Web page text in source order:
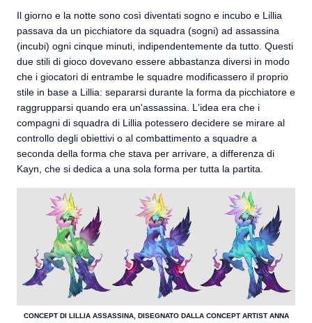
Il giorno e la notte sono così diventati sogno e incubo e Lillia
passava da un picchiatore da squadra (sogni) ad assassina
(incubi) ogni cinque minuti, indipendentemente da tutto. Questi
due stili di gioco dovevano essere abbastanza diversi in modo
che i giocatori di entrambe le squadre modificassero il proprio
stile in base a Lillia: separarsi durante la forma da picchiatore e
raggrupparsi quando era un'assassina. L'idea era che i
compagni di squadra di Lillia potessero decidere se mirare al
controllo degli obiettivi o al combattimento a squadre a
seconda della forma che stava per arrivare, a differenza di
Kayn, che si dedica a una sola forma per tutta la partita.
CONCEPT DI LILLIA ASSASSINA, DISEGNATO DALLA CONCEPT ARTIST ANNA